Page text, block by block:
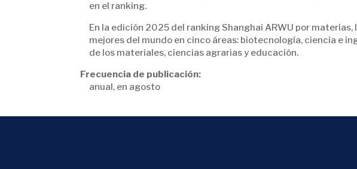
en el ranking.
En la edición 2025 del ranking Shanghai ARWU por
mejores del mundo en cinco áreas: biotecnología, ciencia e
de los materiales, ciencias agrarias y educación.
Frecuencia de publicación:
anual, en agosto